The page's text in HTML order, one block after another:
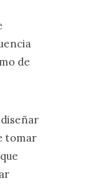
de
tomar